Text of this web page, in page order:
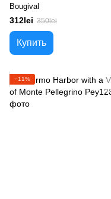
Bougival
312lei 350lei
Купить
−11%